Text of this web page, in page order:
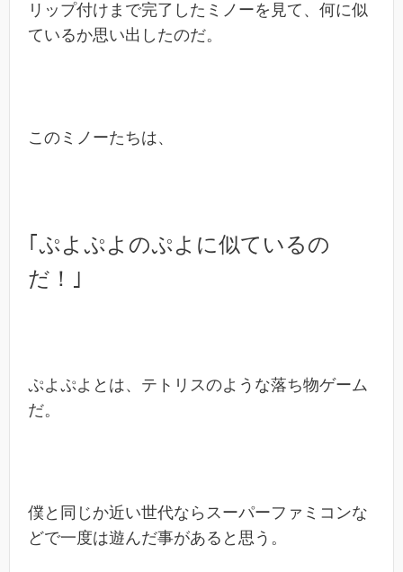
リップ付けまで完了したミノーを見て、何に似
ているか思い出したのだ。
このミノーたちは、
｢ぷよぷよのぷよに似ているの
だ！｣
ぷよぷよとは、テトリスのような落ち物ゲーム
だ。
僕と同じか近い世代ならスーパーファミコンな
どで一度は遊んだ事があると思う。